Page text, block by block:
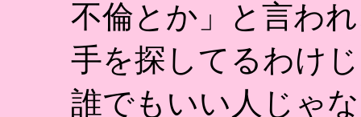
不倫とか」と言わ
手を探してるわけ
誰でもいい人じゃ